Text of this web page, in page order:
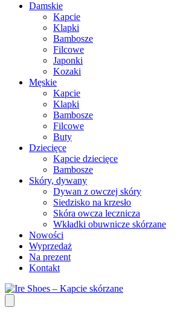
Damskie
Kapcie
Klapki
Bambosze
Filcowe
Japonki
Kozaki
Męskie
Kapcie
Klapki
Bambosze
Filcowe
Buty
Dziecięce
Kapcie dziecięce
Bambosze
Skóry, dywany
Dywan z owczej skóry
Siedzisko na krzesło
Skóra owcza lecznicza
Wkładki obuwnicze skórzane
Nowości
Wyprzedaż
Na prezent
Kontakt